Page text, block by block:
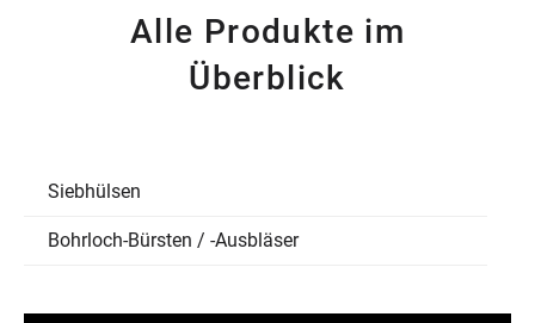
Alle Produkte im
Überblick
Siebhülsen
Bohrloch-Bürsten / -Ausbläser